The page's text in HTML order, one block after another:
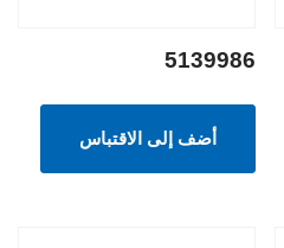
5139986
أضف إلى الاقتباس